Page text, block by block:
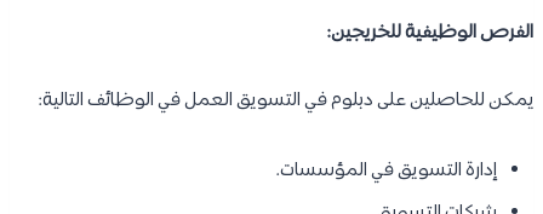
الفرص الوظيفية للخريجين:
يمكن للحاصلين على دبلوم في التسويق العمل في الوظائف التالية:
إدارة التسويق في المؤسسات.